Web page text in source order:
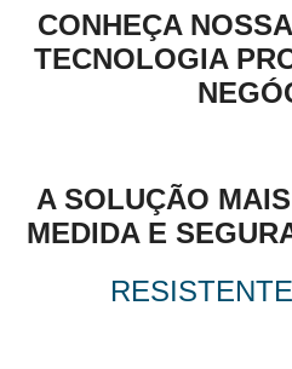
CONHEÇA
TECNOLOGIA
A SOLUÇÃO
MEDIDA E